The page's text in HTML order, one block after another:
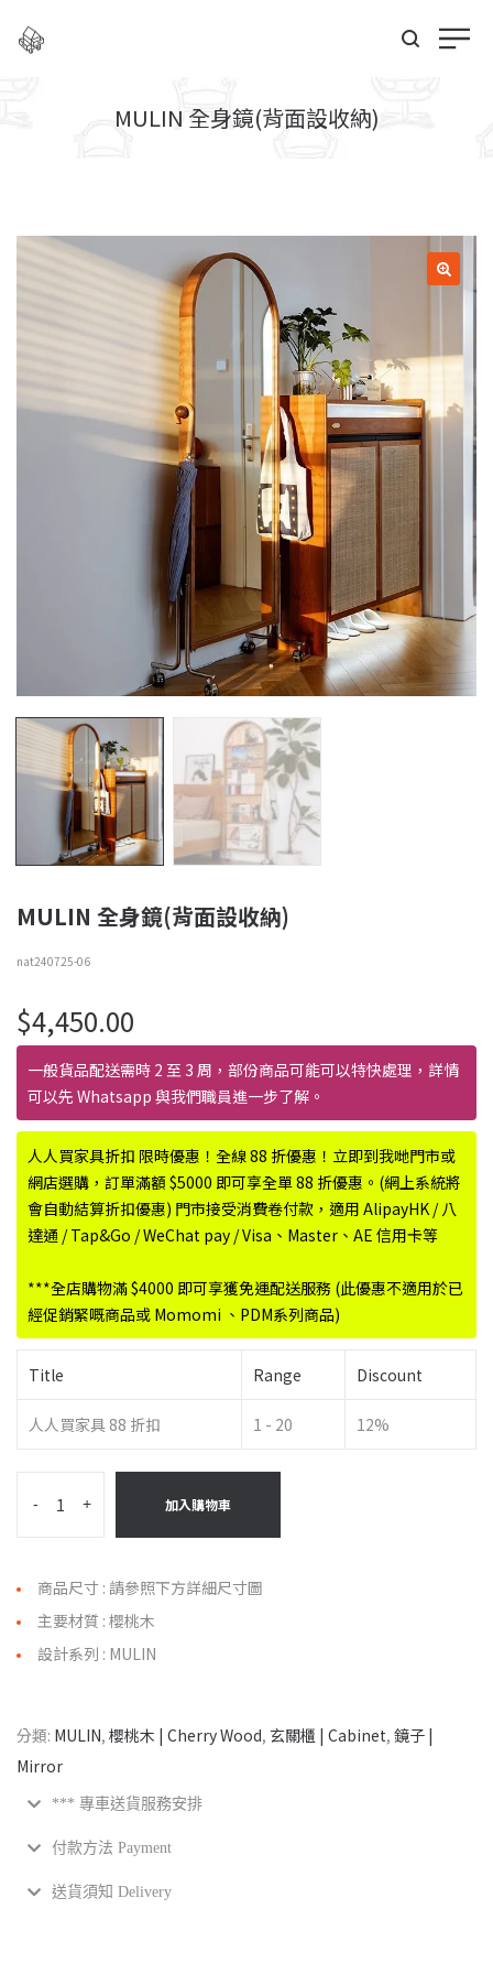
MULIN 全身鏡(背面設收納)
MULIN 全身鏡(背面設收納)
nat240725-06
$4,450.00
一般貨品配送需時 2 至 3 周，部份商品可能可以特快處理，詳情
可以先 Whatsapp 與我們職員進一步了解。
人人買家具折扣 限時優惠！全線 88 折優惠！立即到我哋門市或
網店選購，訂單滿額 $5000 即可享全單 88 折優惠。(網上系統將
會自動結算折扣優惠) 門市接受消費卷付款，適用 AlipayHK / 八
達通 / Tap&Go / WeChat pay / Visa、Master、AE 信用卡等
***全店購物滿 $4000 即可享獲免運配送服務 (此優惠不適用於已
經促銷緊嘅商品或 Momomi 、PDM系列商品)
Title Range Discount
人人買家具 88 折扣 1 - 20 12%
- + 加入購物車
商品尺寸 : 請參照下方詳細尺寸圖
主要材質 : 櫻桃木
設計系列 : MULIN
分類: MULIN, 櫻桃木 | Cherry Wood, 玄關櫃 | Cabinet, 鏡子 |
Mirror
*** 專車送貨服務安排
付款方法 Payment
送貨須知 Delivery